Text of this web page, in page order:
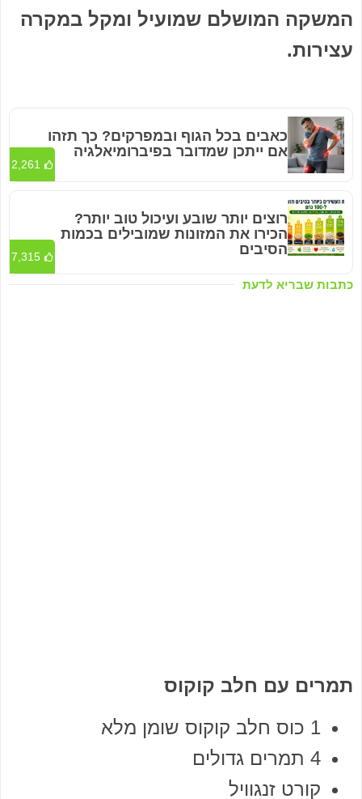
המשקה המושלם שמועיל ומקל במקרה
עצירות.
כתבות שבריא לדעת
כאבים בכל הגוף ובמפרקים? כך תזהו
אם ייתכן שמדובר בפיברומיאלגיה
2,261
רוצים יותר שובע ועיכול טוב יותר?
הכירו את המזונות שמובילים בכמות
הסיבים
7,315
תמרים עם חלב קוקוס
1 כוס חלב קוקוס שומן מלא
4 תמרים גדולים
קורט זנגוויל